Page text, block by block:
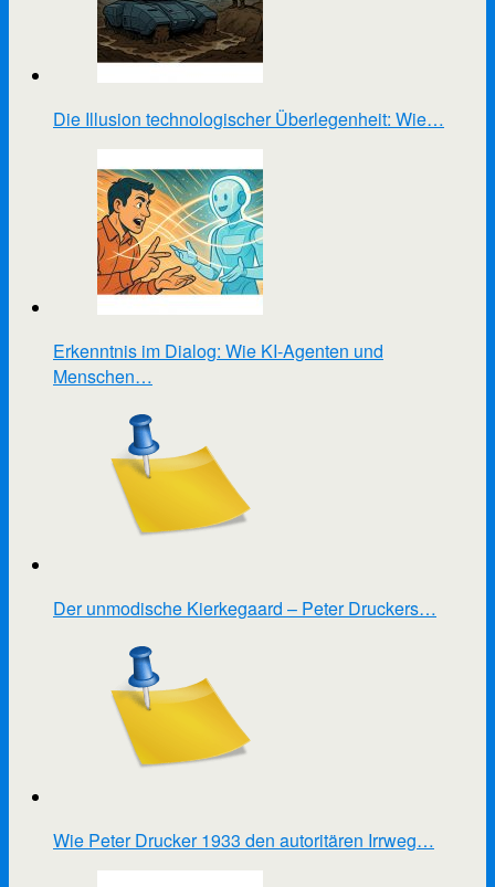
Die Illusion technologischer Überlegenheit: Wie…
Erkenntnis im Dialog: Wie KI-Agenten und
Menschen…
Der unmodische Kierkegaard – Peter Druckers…
Wie Peter Drucker 1933 den autoritären Irrweg…